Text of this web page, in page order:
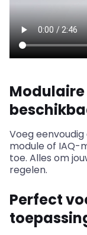
Voeg
module of IAQ-
toe. Alles om
regelen.
Perfect